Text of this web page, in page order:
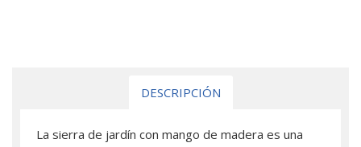
DESCRIPCIÓN
La sierra de jardín con mango de madera es una